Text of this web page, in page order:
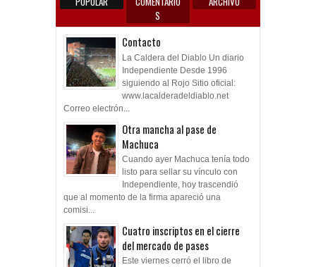
S
Contacto
La Caldera del Diablo Un diario
Independiente Desde 1996
siguiendo al Rojo Sitio oficial:
www.lacalderadeldiablo.net
Correo electrón...
Otra mancha al pase de
Machuca
Cuando ayer Machuca tenía todo
listo para sellar su vínculo con
Independiente, hoy trascendió
que al momento de la firma apareció una
comisi...
Cuatro inscriptos en el cierre
del mercado de pases
Este viernes cerró el libro de